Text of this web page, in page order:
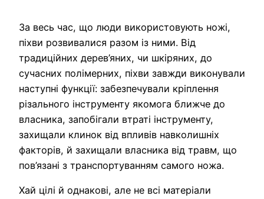
За весь час, що люди використовують ножі,
піхви розвивалися разом із ними. Від
традиційних дерев’яних, чи шкіряних, до
сучасних полімерних, піхви завжди виконували
наступні функції: забезпечували кріплення
різального інструменту якомога ближче до
власника, запобігали втраті інструменту,
захищали клинок від впливів навколишніх
факторів, й захищали власника від травм, що
пов’язані з транспортуванням самого ножа.
Хай цілі й однакові, але не всі матеріали